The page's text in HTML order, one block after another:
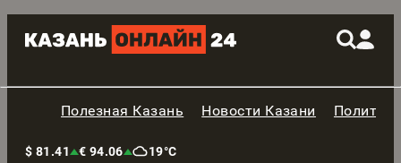
Полезная Казань Новости Казани
$ 81.41 € 94.06 19°C